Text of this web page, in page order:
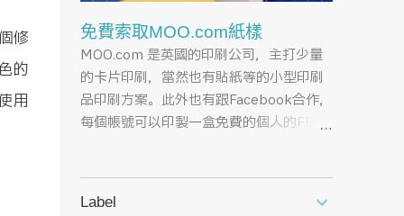
修
的
用
以興起自己做心經的念頭。 如今心經已經
做好了，想了一陣子，這檔案與其放在電
腦裡等著風化，不如就乾脆放出來贈送
吧！希望這樣也可以累積點助印的功德，
好讓我這輕熟年廢柴轉職順利，可以脫離
便標註一下敝站的著作權資訊，萬分感
免費索取MOO.com紙樣
MOO.com 是英國的印刷公司，主打少量
的卡片印刷，當然也有貼紙等的小型印刷
品印刷方案。此外也有跟Facebook合作，
每個帳號可以印製一盒免費的個人的FB名
Label